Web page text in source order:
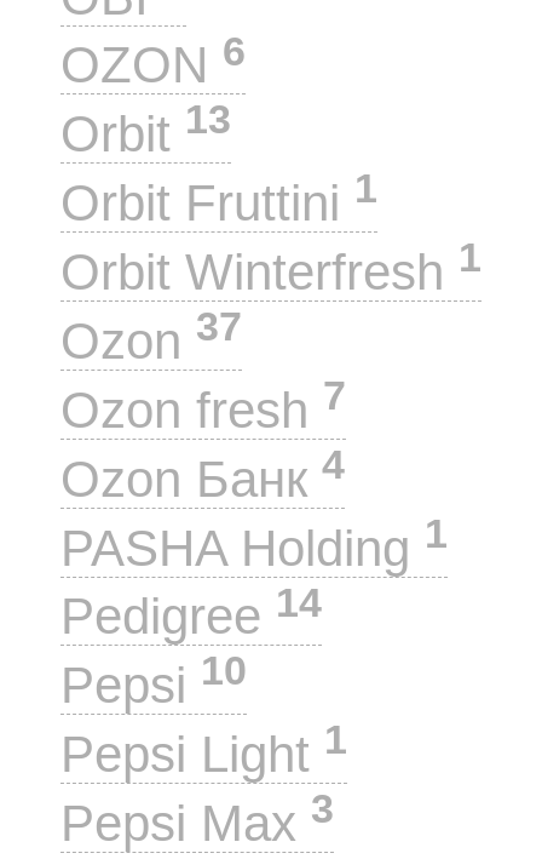
OZON 6
Orbit 13
Orbit Fruttini 1
Orbit Winterfresh 1
Ozon 37
Ozon fresh 7
Ozon Банк 4
PASHA Holding 1
Pedigree 14
Pepsi 10
Pepsi Light 1
Pepsi Max 3